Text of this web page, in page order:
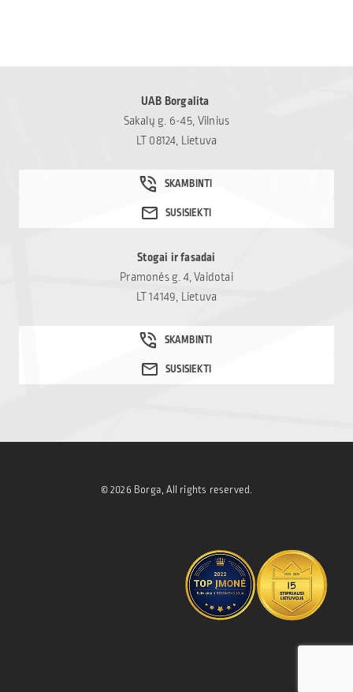
UAB Borgalita
Sakalų g. 6-45, Vilnius
LT 08124, Lietuva
Stogai ir fasadai
Pramonės g. 4, Vaidotai
LT 14149, Lietuva
© 2026 Borga, All rights reserved.